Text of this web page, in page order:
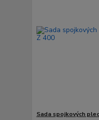
Sada spojkových